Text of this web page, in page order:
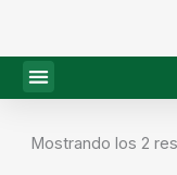
Mostrando los 2